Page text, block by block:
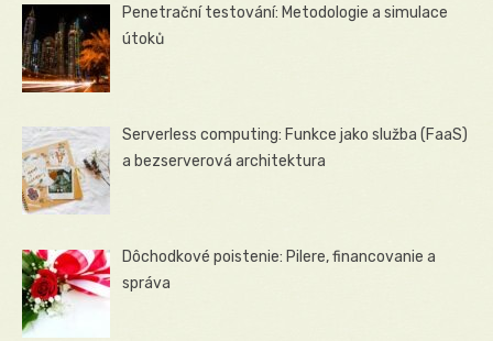
Penetrační testování: Metodologie a simulace
útoků
Serverless computing: Funkce jako služba (FaaS)
a bezserverová architektura
Dôchodkové poistenie: Pilere, financovanie a
správa